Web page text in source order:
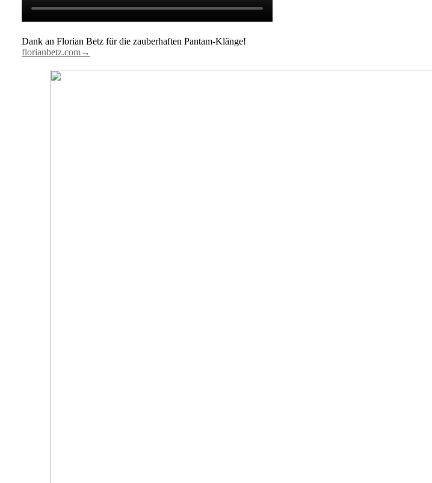
Dank an Florian Betz für die zauberhaften Pantam-Klänge!
florianbetz.com→